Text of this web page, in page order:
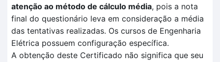
atenção ao método de cálculo média, pois a nota
final do questionário leva em consideração a média
das tentativas realizadas. Os cursos de Engenharia
Elétrica possuem configuração específica.
A obtenção deste Certificado não significa que seu